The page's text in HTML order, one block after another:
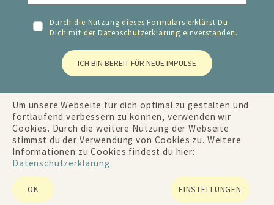
Durch die Nutzung dieses Formulars erklärst Du
Dich mit der Datenschutzerklärung einverstanden.
ICH BIN BEREIT FÜR NEUE IMPULSE
© 2026 PETRA PFANN DATENSCHUTZERKLÄRUNG
Um unsere Webseite für dich optimal zu gestalten und
fortlaufend verbessern zu können, verwenden wir
Cookies. Durch die weitere Nutzung der Webseite
stimmst du der Verwendung von Cookies zu. Weitere
Informationen zu Cookies findest du hier:
Datenschutzerklärung
EINSTELLUNGEN
OK